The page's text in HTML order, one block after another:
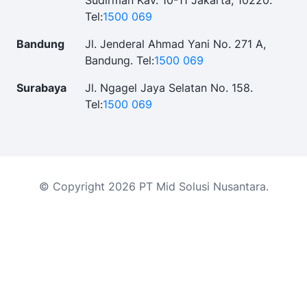
Tel:1500 069
Bandung
Jl. Jenderal Ahmad Yani No. 271 A,
Bandung. Tel:1500 069
Surabaya
Jl. Ngagel Jaya Selatan No. 158.
Tel:1500 069
© Copyright 2026 PT Mid Solusi Nusantara.